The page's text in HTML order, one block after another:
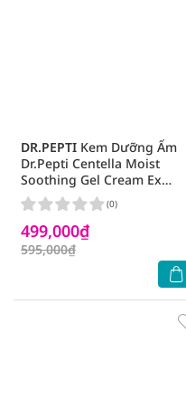
DR.PEPTI Kem Dưỡng Ẩm
Dr.Pepti Centella Moist
Soothing Gel Cream Ex
70ml
499,000₫
595,000₫
(0)